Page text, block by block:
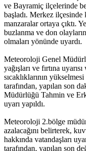
ve Bayramiç ilçelerinde
başladı. Merkez ilçesinde
manzaralar ortaya çıktı.
buzlanma ve don
olmaları yönünde uyardı.
Meteoroloji Genel
yağışları ve fırtına
sıcaklıklarının
tarafından, yapılan son
Müdürlüğü Tahmin ve
uyarı yapıldı.
Meteoroloji 2.bölge
azalacağını belirterek,
hakkında vatandaşları
tarafından, yapılan son